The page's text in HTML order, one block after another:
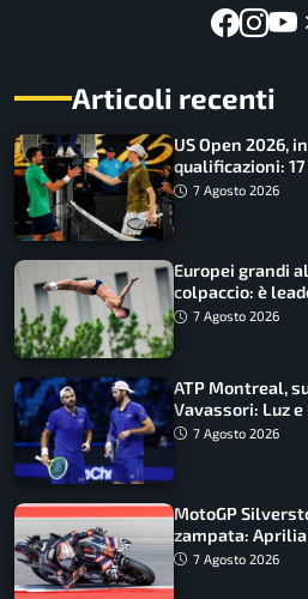
Articoli recenti
US Open 2026,
qualificazioni:
draw7 Agosto 2026
Europei grandi
colpaccio: è
ancora in corsa
7 Agosto 2026
ATP Montreal,
Vavassori: Luz
azzurri
7 Agosto 2026
MotoGP
zampata:
costretto al Q1
7 Agosto 2026